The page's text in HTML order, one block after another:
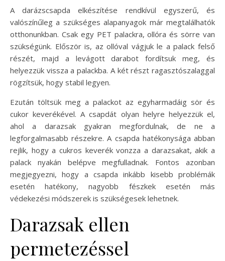
A darázscsapda elkészítése rendkívül egyszerű, és
valószínűleg a szükséges alapanyagok már megtalálhatók
otthonunkban. Csak egy PET palackra, ollóra és sörre van
szükségünk. Először is, az ollóval vágjuk le a palack felső
részét, majd a levágott darabot fordítsuk meg, és
helyezzük vissza a palackba. A két részt ragasztószalaggal
rögzítsük, hogy stabil legyen.
Ezután töltsük meg a palackot az egyharmadáig sör és
cukor keverékével. A csapdát olyan helyre helyezzük el,
ahol a darazsak gyakran megfordulnak, de ne a
legforgalmasabb részekre. A csapda hatékonysága abban
rejlik, hogy a cukros keverék vonzza a darazsakat, akik a
palack nyakán belépve megfulladnak. Fontos azonban
megjegyezni, hogy a csapda inkább kisebb problémák
esetén hatékony, nagyobb fészkek esetén más
védekezési módszerek is szükségesek lehetnek.
Darazsak ellen
permetezéssel